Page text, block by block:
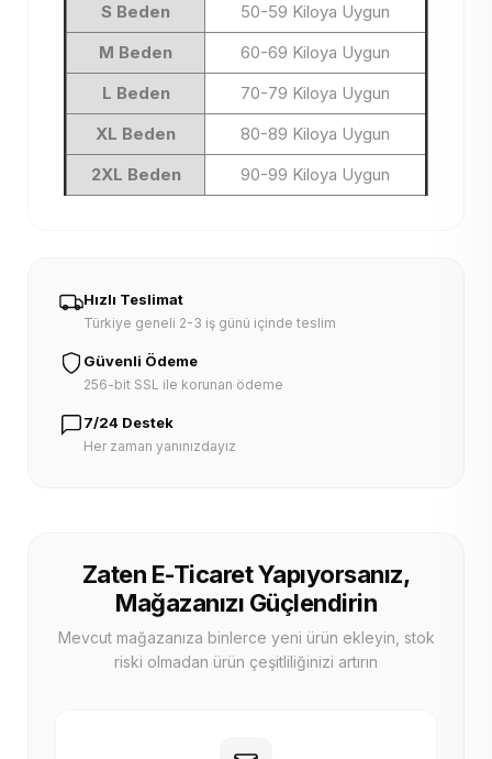
S Beden
50-59 Kiloya Uygun
M Beden
60-69 Kiloya Uygun
L Beden
70-79 Kiloya Uygun
XL Beden
80-89 Kiloya Uygun
2XL Beden
90-99 Kiloya Uygun
Hızlı Teslimat
Türkiye geneli 2-3 iş günü içinde teslim
Güvenli Ödeme
256-bit SSL ile korunan ödeme
7/24 Destek
Her zaman yanınızdayız
Zaten E-Ticaret Yapıyorsanız,
Mağazanızı Güçlendirin
Mevcut mağazanıza binlerce yeni ürün ekleyin, stok
riski olmadan ürün çeşitliliğinizi artırın